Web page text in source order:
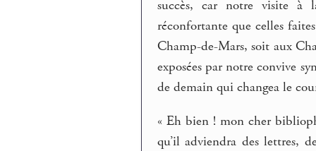
succès, car notre visite à
réconfortante que celles
Champ-de-Mars, soit aux
exposées par notre convive
de demain qui changea le
« Eh bien ! mon cher
qu’il adviendra des lettres,